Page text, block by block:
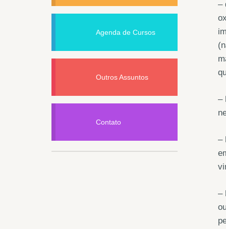
–
–
–
–
Agenda de Cursos
Outros Assuntos
Contato